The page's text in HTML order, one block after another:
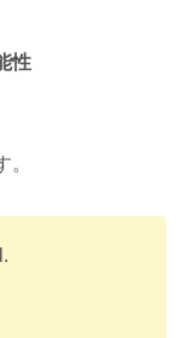
性
。